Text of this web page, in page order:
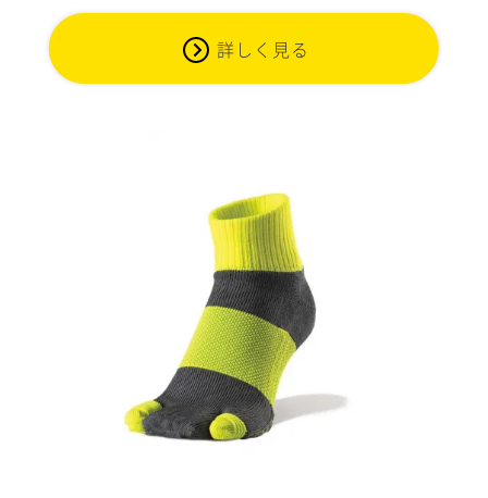
詳しく見る